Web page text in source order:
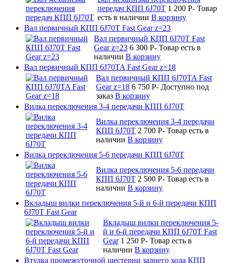
передач КПП 6J70T 1 200 P- Товар
есть в наличии В корзину
Вал первичный КПП 6J70T Fast Gear z=23
Вал первичный КПП 6J70T Fast
Gear z=23 6 300 P- Товар есть в
наличии В корзину
Вал первичный КПП 6J70TA Fast Gear z=18
Вал первичный КПП 6J70TA Fast
Gear z=18 6 750 P- Доступно под
заказ В корзину
Вилка переключения 3-4 передачи КПП 6J70T
Вилка переключения 3-4 передачи
КПП 6J70T 2 700 P- Товар есть в
наличии В корзину
Вилка переключения 5-6 передачи КПП 6J70T
Вилка переключения 5-6 передачи
КПП 6J70T 2 500 P- Товар есть в
наличии В корзину
Вкладыш вилки переключения 5-й и 6-й передачи КПП
6J70T Fast Gear
Вкладыш вилки переключения 5-
й и 6-й передачи КПП 6J70T Fast
Gear 1 250 P- Товар есть в
наличии В корзину
Втулка промежуточной шестерни заднего хода КПП